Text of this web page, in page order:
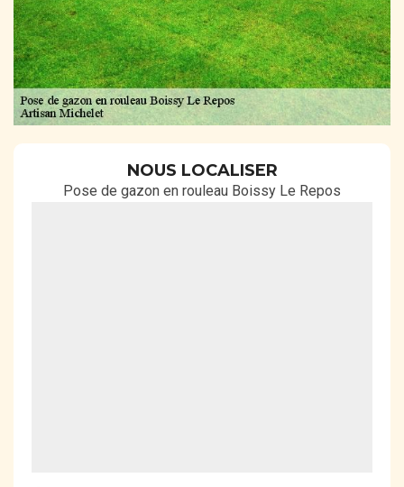
NOUS LOCALISER
Pose de gazon en rouleau Boissy Le Repos